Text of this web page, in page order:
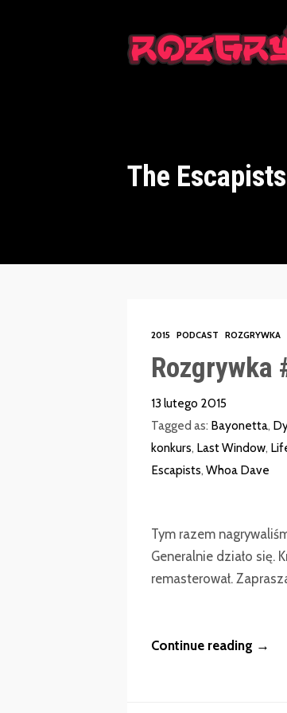
The Escapists
2015 PODCAST ROZGRYWKA
Rozgrywka
13 lutego 2015
Tagged as: Bayonetta,
konkurs, Last Window,
Escapists, Whoa Dave
Tym razem
Generalnie działo się.
remasterował.
Continue reading →